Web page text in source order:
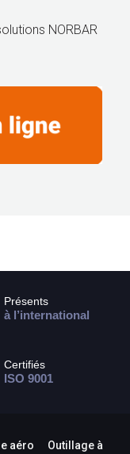
NORBAR
Présents
à l’international
Certifiés
ISO 9001
aéro
Outillage à